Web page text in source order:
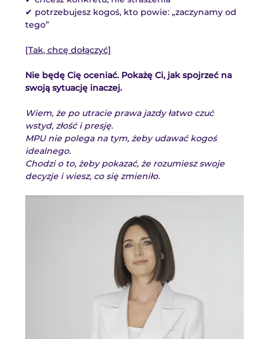
✔ potrzebujesz kogoś, kto powie: „zaczynamy od
tego”
[Tak, chcę dołączyć]
Nie będę Cię oceniać. Pokażę Ci, jak spojrzeć na
swoją sytuację inaczej.
Wiem, że po utracie prawa jazdy łatwo czuć
wstyd, złość i presję.
MPU nie polega na tym, żeby udawać kogoś
idealnego.
Chodzi o to, żeby pokazać, że rozumiesz swoje
decyzje i wiesz, co się zmieniło.